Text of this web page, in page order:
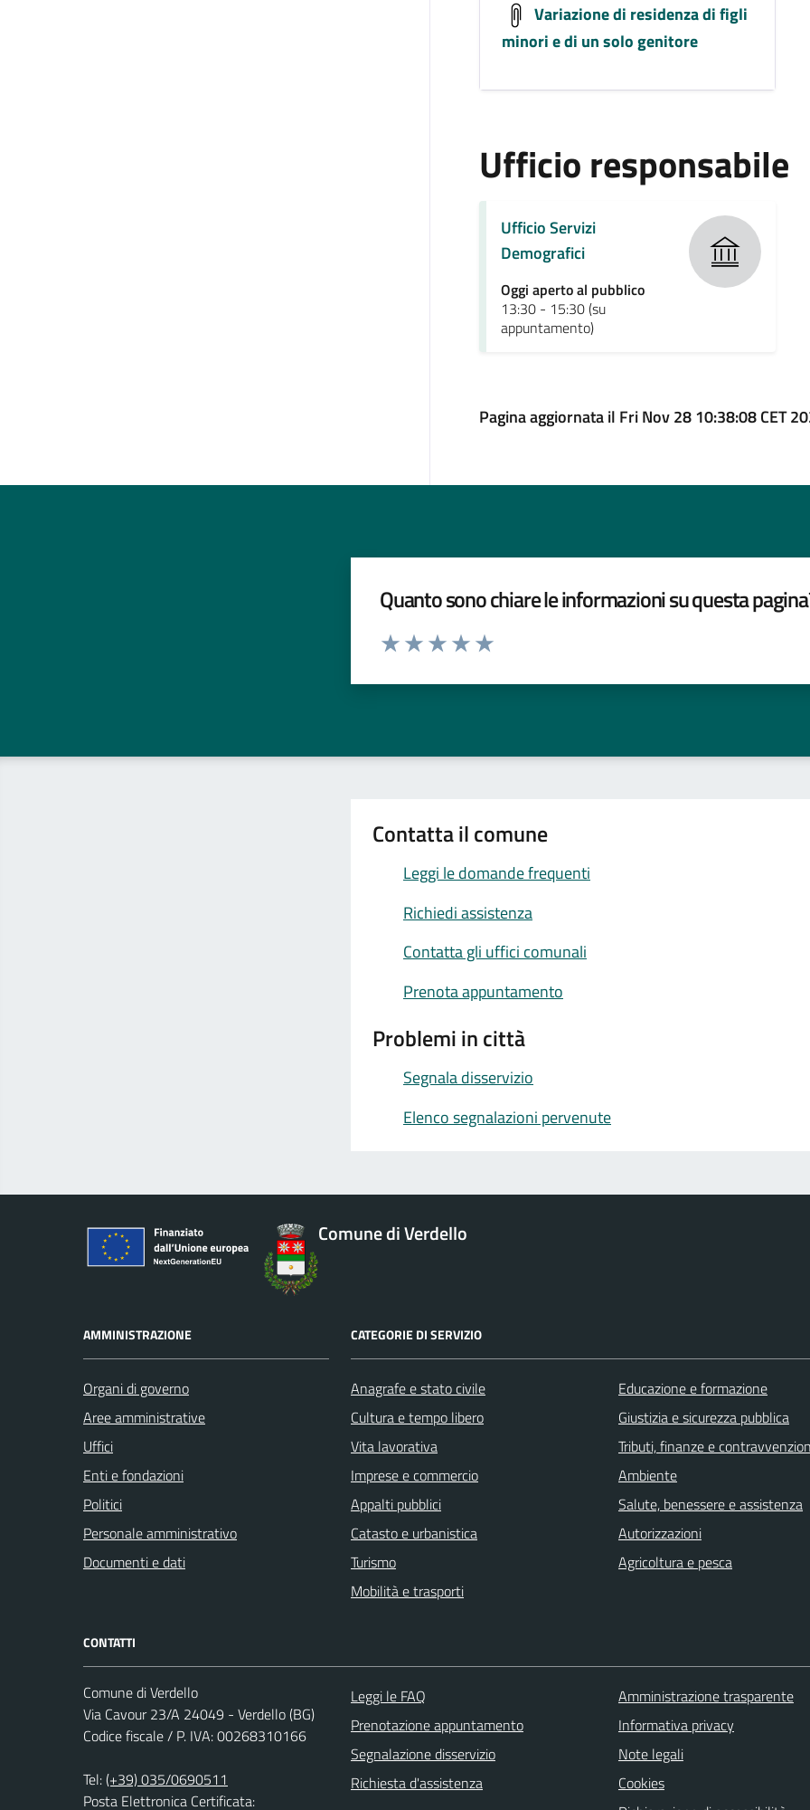
Variazione di residenza di figli
minori e di un solo genitore
Ufficio responsabile
Ufficio Servizi
Demografici
Oggi aperto al pubblico
13:30 - 15:30 (su
appuntamento)
Pagina aggiornata il Fri Nov 28 10:38:08 CET
Quanto sono chiare le informazioni su questa
Valuta da 1 a 5 stelle la pagina
Contatta il comune
Leggi le domande frequenti
Richiedi assistenza
Contatta gli uffici comunali
Prenota appuntamento
Problemi in città
Segnala disservizio
Elenco segnalazioni pervenute
Comune di Verdello
AMMINISTRAZIONE
Organi di governo
Aree amministrative
Uffici
Enti e fondazioni
Politici
Personale amministrativo
Documenti e dati
CATEGORIE DI SERVIZIO
Anagrafe e stato civile
Cultura e tempo libero
Vita lavorativa
Imprese e commercio
Appalti pubblici
Catasto e urbanistica
Turismo
Mobilità e trasporti
Educazione e formazione
Giustizia e sicurezza pubblica
Tributi, finanze e
Ambiente
Salute, benessere e assistenza
Autorizzazioni
Agricoltura e pesca
CONTATTI
Comune di Verdello
Via Cavour 23/A 24049 - Verdello (BG)
Codice fiscale / P. IVA: 00268310166
Tel:(+39) 035/0690511
Posta Elettronica Certificata:
Leggi le FAQ
Prenotazione appuntamento
Segnalazione disservizio
Richiesta d'assistenza
Amministrazione trasparente
Informativa privacy
Note legali
Cookies